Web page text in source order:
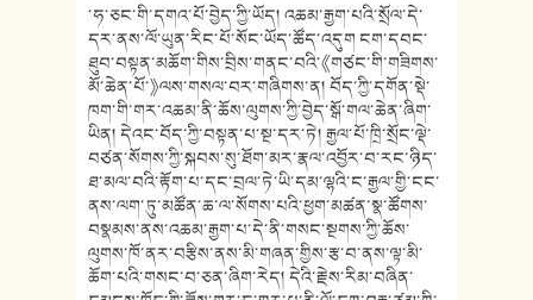
་ཧ་ཅང་གི་དགའ་པོ་བྱེད་ཀྱི་ཡོད། འཆམ་རྒྱག་པའི་སྲོལ་དེ་
དར་ནས་ལོ་ཡུན་རིང་པོ་སོང་ཡོད་ཚོད་འདུག ངག་དབང་
ཐུབ་བསྟན་མཆོག་གིས་བྲིས་གནང་བའི་《གཙང་གི་གཟིགས་
མོ་ཆེན་པོ་》ལས་གསལ་བར་གཞིགས་ན། བོད་ཀྱི་དགོན་སྡེ་
ཁག་གི་གར་འཆམ་ནི་ཆོས་ལུགས་ཀྱི་བྱེད་སྒོ་གལ་ཆེན་ཞིག་
ཡིན། དེའང་བོད་ཀྱི་བསྟན་པ་སྔ་དར་ཏེ། རྒྱལ་པོ་ཁྲི་སྲོང་ལྡེ་
བཙན་སོགས་ཀྱི་སྐབས་སུ་ཐོག་མར་རྣལ་འབྱོར་བ་རང་ཉིད་
ཐ་མལ་བའི་རྟོག་པ་དང་བྲལ་ཏེ་ཡི་དམ་ལྷའི་ང་རྒྱལ་གྱི་ངང་
ནས་ལག་ཏུ་མཚོན་ཆ་ལ་སོགས་པའི་ཕྱག་མཚན་སྣ་ཚོགས་
བསྣམས་ནས་འཆམ་རྒྱག་པ་དེ་ནི་གསང་སྔགས་ཀྱི་ཆོས་
ལུགས་ཁོ་ནར་བརྩིས་ནས་མི་གཞན་གྱིས་རྩ་བ་ནས་ལྟ་མི་
ཆོག་པའི་གསང་བ་ཅན་ཞིག་རེད། དེའི་རྗེས་རིམ་བཞིན་